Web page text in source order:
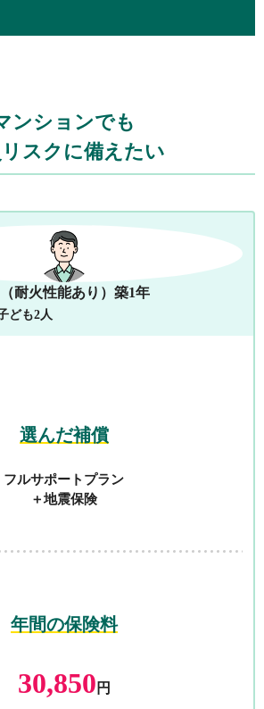
ンションでも
スクに備えたい
耐火性能あり）築1年
ども2人
選んだ補償
フルサポートプラン
＋地震保険
年間の保険料
30,850 円